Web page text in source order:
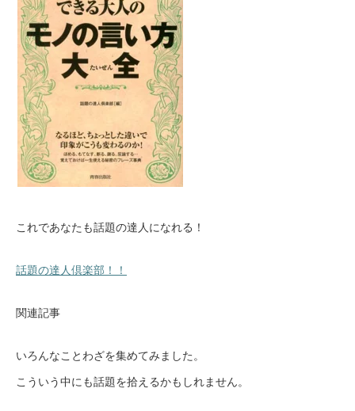
これであなたも話題の達人になれる！
話題の達人倶楽部！！
関連記事
いろんなことわざを集めてみました。
こういう中にも話題を拾えるかもしれません。